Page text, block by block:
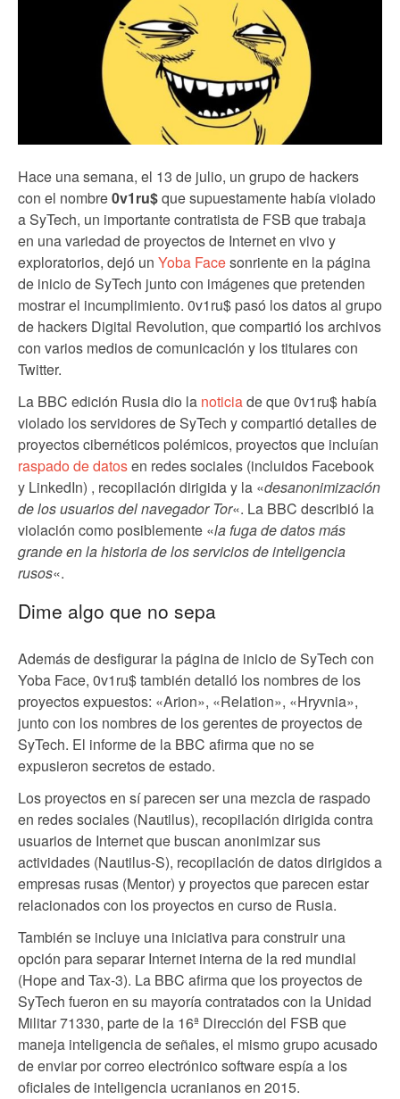
Hace una semana, el 13 de julio, un grupo de hackers
con el nombre0v1ru$que supuestamente había violado
a SyTech, un importante contratista de FSB que trabaja
en una variedad de proyectos de Internet en vivo y
exploratorios, dejó un Yoba Facesonriente en la página
de inicio de SyTech junto con imágenes que pretenden
mostrar el incumplimiento. 0v1ru$ pasó los datos al grupo
de hackers Digital Revolution, que compartió los archivos
con varios medios de comunicación y los titulares con
Twitter.
La BBC edición Rusia dio la noticiade que 0v1ru$ había
violado los servidores de SyTech y compartió detalles de
proyectos cibernéticos polémicos, proyectos que incluían
raspado de datosen redes sociales (incluidos Facebook
y LinkedIn) , recopilación dirigida y la «desanonimización
de los usuarios del navegador Tor«. La BBC describió la
violación como posiblemente «la fuga de datos más
grande en la historia de los servicios de inteligencia
rusos«.
Dime algo que no sepa
Además de desfigurar la página de inicio de SyTech con
Yoba Face, 0v1ru$ también detalló los nombres de los
proyectos expuestos: «Arion», «Relation», «Hryvnia»,
junto con los nombres de los gerentes de proyectos de
SyTech. El informe de la BBC afirma que no se
expusieron secretos de estado.
Los proyectos en sí parecen ser una mezcla de raspado
en redes sociales (Nautilus), recopilación dirigida contra
usuarios de Internet que buscan anonimizar sus
actividades (Nautilus-S), recopilación de datos dirigidos a
empresas rusas (Mentor) y proyectos que parecen estar
relacionados con los proyectos en curso de Rusia.
También se incluye una iniciativa para construir una
opción para separar Internet interna de la red mundial
(Hope and Tax-3). La BBC afirma que los proyectos de
SyTech fueron en su mayoría contratados con la Unidad
Militar 71330, parte de la 16ª Dirección del FSB que
maneja inteligencia de señales, el mismo grupo acusado
de enviar por correo electrónico software espía a los
oficiales de inteligencia ucranianos en 2015.